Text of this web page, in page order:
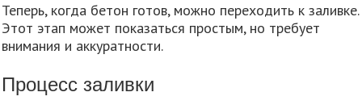
Теперь, когда бетон готов, можно переходить к заливке.
Этот этап может показаться простым, но требует
внимания и аккуратности.
Процесс заливки